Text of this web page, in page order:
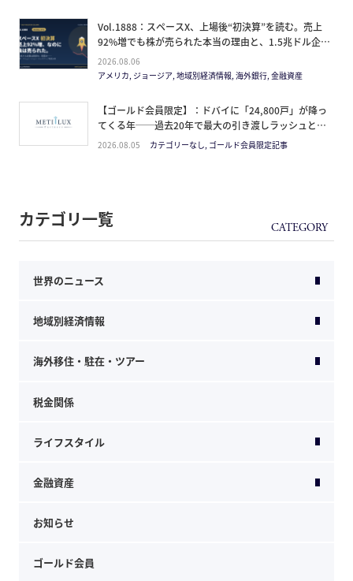
Vol.1888：スペースX、上場後“初決算”を読む。売上
92%増でも株が売られた本当の理由と、1.5兆ドル企業
の買い方。
2026.08.06
アメリカ, ジョージア, 地域別経済情報, 海外銀行, 金融資産
【ゴールド会員限定】：ドバイに「24,800戸」が降っ
てくる年──過去20年で最大の引き渡しラッシュと、
ミサイルが崩した“安全神話”。2027年の供給ピーク
2026.08.05 カテゴリーなし, ゴールド会員限定記事
カテゴリ一覧
世界のニュース
地域別経済情報
海外移住・駐在・ツアー
税金関係
ライフスタイル
金融資産
お知らせ
ゴールド会員